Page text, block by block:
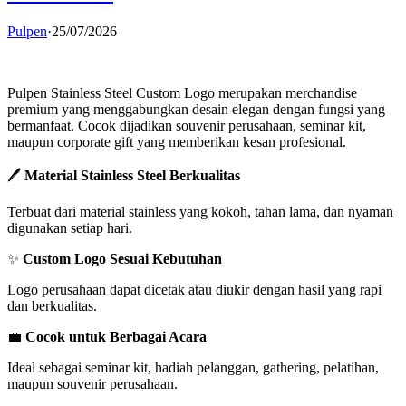
Pulpen·25/07/2026
Pulpen Stainless Steel Custom Logo merupakan merchandise
premium yang menggabungkan desain elegan dengan fungsi yang
bermanfaat. Cocok dijadikan souvenir perusahaan, seminar kit,
maupun corporate gift yang memberikan kesan profesional.
🖊️ Material Stainless Steel Berkualitas
Terbuat dari material stainless yang kokoh, tahan lama, dan nyaman
digunakan setiap hari.
✨ Custom Logo Sesuai Kebutuhan
Logo perusahaan dapat dicetak atau diukir dengan hasil yang rapi
dan berkualitas.
💼 Cocok untuk Berbagai Acara
Ideal sebagai seminar kit, hadiah pelanggan, gathering, pelatihan,
maupun souvenir perusahaan.